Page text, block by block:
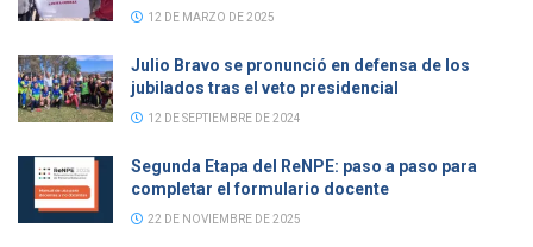
12 DE MARZO DE 2025
Julio Bravo se pronunció en defensa de los
jubilados tras el veto presidencial
12 DE SEPTIEMBRE DE 2024
Segunda Etapa del ReNPE: paso a paso para
completar el formulario docente
22 DE NOVIEMBRE DE 2025